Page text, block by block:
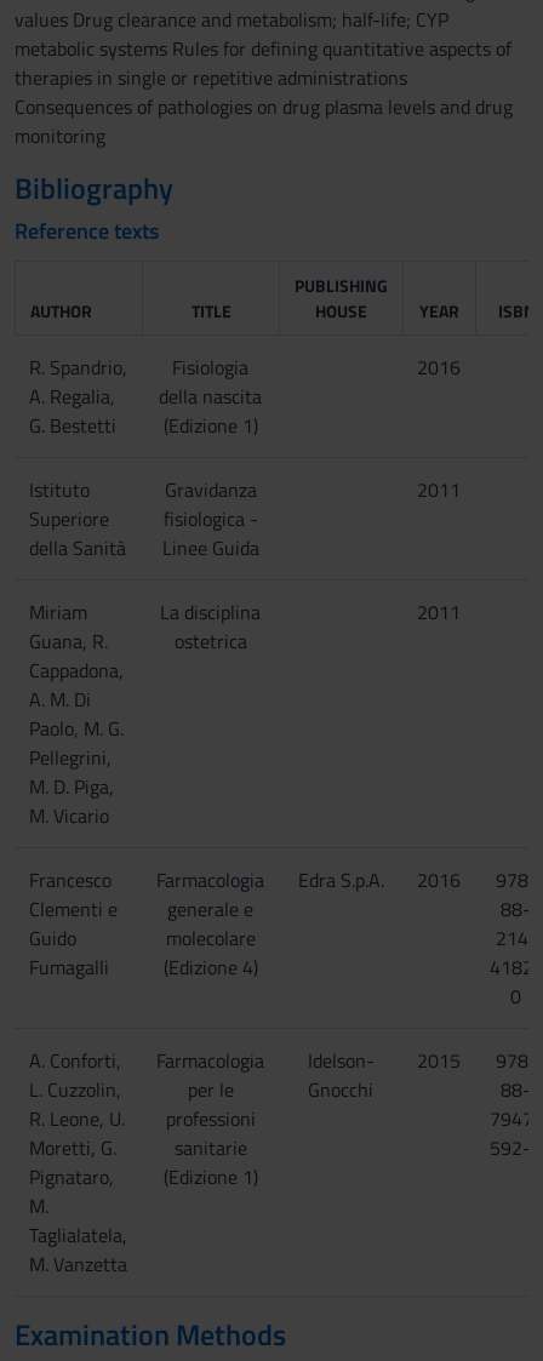
values Drug clearance and metabolism; half-life; CYP
metabolic systems Rules for defining quantitative aspects of
therapies in single or repetitive administrations
Consequences of pathologies on drug plasma levels and drug
monitoring
Bibliography
Reference texts
AUTHOR TITLE
PUBLISHING
HOUSE
YEAR ISBN
R. Spandrio,
A. Regalia,
G. Bestetti
Fisiologia
della nascita
(Edizione 1)
2016
Istituto
Superiore
della Sanità
Gravidanza
fisiologica -
Linee Guida
2011
Miriam
Guana, R.
Cappadona,
A. M. Di
Paolo, M. G.
Pellegrini,
M. D. Piga,
M. Vicario
La disciplina
ostetrica
2011
Francesco
Clementi e
Guido
Fumagalli
Farmacologia
generale e
molecolare
(Edizione 4)
Edra S.p.A. 2016
978-
88-
214-
4182-
0
A. Conforti,
L. Cuzzolin,
R. Leone, U.
Moretti, G.
Pignataro,
M.
Taglialatela,
M. Vanzetta
Farmacologia
per le
professioni
sanitarie
(Edizione 1)
Idelson-
Gnocchi
2015
978-
88-
7947-
592-1
Examination Methods